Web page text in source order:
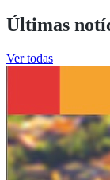
Últimas
Ver todas